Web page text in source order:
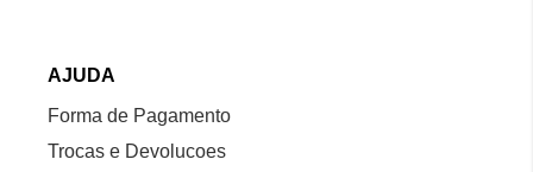
AJUDA
Forma de Pagamento
Trocas e Devolucoes